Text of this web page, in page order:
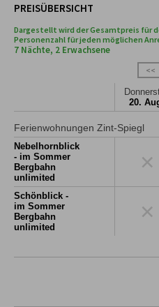
PREISÜBERSICHT
Dargestellt wird der Gesamtpreis für
Personenzahl für jeden möglichen
7 Nächte, 2 Erwachsene
<<
20.
Ferienwohnungen Zint-Spiegl
Nebelhornblick
- im Sommer
Bergbahn
unlimited
×
Schönblick -
im Sommer
Bergbahn
unlimited
×